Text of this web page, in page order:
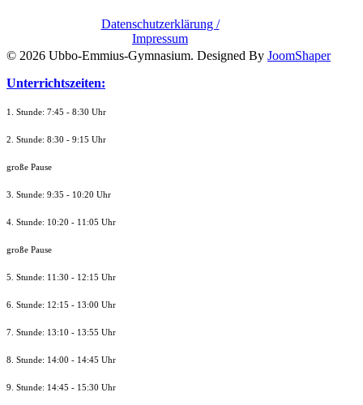
Datenschutzerklärung /
Impressum
© 2026 Ubbo-Emmius-Gymnasium. Designed By JoomShaper
Unterrichtszeiten:
1. Stunde: 7:45 - 8:30 Uhr
2. Stunde: 8:30 - 9:15 Uhr
große Pause
3. Stunde: 9:35 - 10:20 Uhr
4. Stunde: 10:20 - 11:05 Uhr
große Pause
5. Stunde: 11:30 - 12:15 Uhr
6. Stunde: 12:15 - 13:00 Uhr
7. Stunde: 13:10 - 13:55 Uhr
8. Stunde: 14:00 - 14:45 Uhr
9. Stunde: 14:45 - 15:30 Uhr